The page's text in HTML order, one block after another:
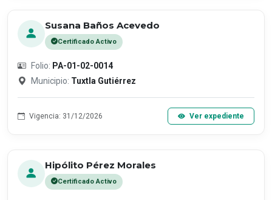
Susana Baños Acevedo
Certificado Activo
Folio: PA-01-02-0014
Municipio: Tuxtla Gutiérrez
Vigencia: 31/12/2026 Ver expediente
Hipólito Pérez Morales
Certificado Activo